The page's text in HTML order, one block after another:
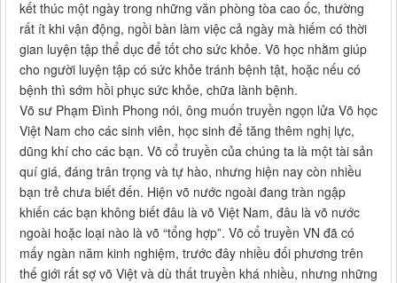
kết thúc một ngày trong những văn phòng tòa cao ốc, thường
rất ít khi vận động, ngồi bàn làm việc cả ngày mà hiếm có thời
gian luyện tập thể dục để tốt cho sức khỏe. Võ học nhằm giúp
cho người luyện tập có sức khỏe tránh bệnh tật, hoặc nếu có
bệnh thì sớm hồi phục sức khỏe, chữa lành bệnh.
Võ sư Phạm Đình Phong nói, ông muốn truyền ngọn lửa Võ học
Việt Nam cho các sinh viên, học sinh để tăng thêm nghị lực,
dũng khí cho các bạn. Võ cổ truyền của chúng ta là một tài sản
quí giá, đáng trân trọng và tự hào, nhưng hiện nay còn nhiều
bạn trẻ chưa biết đến. Hiện võ nước ngoài đang tràn ngập
khiến các bạn không biết đâu là võ Việt Nam, đâu là võ nước
ngoài hoặc loại nào là võ “tổng hợp”. Võ cổ truyền VN đã có
mấy ngàn năm kinh nghiệm, trước đây nhiều đối phương trên
thế giới rất sợ võ Việt và dù thất truyền khá nhiều, nhưng những